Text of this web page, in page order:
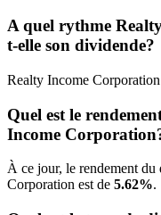
A quel rythme
t-elle son dividende?
Realty Income
Quel est le
Income
À ce jour, le rendement
Corporation est de 5.62%.